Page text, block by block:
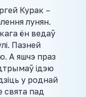
Курак –
лунян.
ён ведаў
Пазней
А яшчэ праз
ідэю
у роднай
свята пад